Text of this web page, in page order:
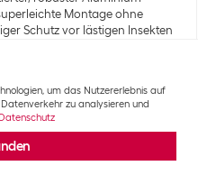
Montage ohne
Schutz vor lästigen Insekten
in:
um das Nutzererlebnis auf
zu analysieren und
Datenschutz